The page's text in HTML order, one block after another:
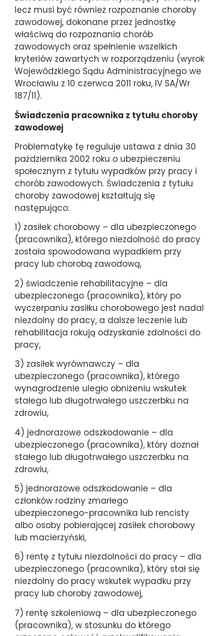
lecz musi być również rozpoznanie choroby
zawodowej, dokonane przez jednostkę
właściwą do rozpoznania chorób
zawodowych oraz spełnienie wszelkich
kryteriów zawartych w rozporządzeniu (wyrok
Wojewódzkiego Sądu Administracyjnego we
Wrocławiu z 10 czerwca 2011 roku, IV SA/Wr
187/11).
Świadczenia pracownika z tytułu choroby
zawodowej
Problematykę tę reguluje ustawa z dnia 30
października 2002 roku o ubezpieczeniu
społecznym z tytułu wypadków przy pracy i
chorób zawodowych. Świadczenia z tytułu
choroby zawodowej kształtują się
następująco:
1) zasiłek chorobowy – dla ubezpieczonego
(pracownika), którego niezdolność do pracy
została spowodowana wypadkiem przy
pracy lub chorobą zawodową,
2) świadczenie rehabilitacyjne – dla
ubezpieczonego (pracownika), który po
wyczerpaniu zasiłku chorobowego jest nadal
niezdolny do pracy, a dalsze leczenie lub
rehabilitacja rokują odzyskanie zdolności do
pracy,
3) zasiłek wyrównawczy – dla
ubezpieczonego (pracownika), którego
wynagrodzenie uległo obniżeniu wskutek
stałego lub długotrwałego uszczerbku na
zdrowiu,
4) jednorazowe odszkodowanie – dla
ubezpieczonego (pracownika), który doznał
stałego lub długotrwałego uszczerbku na
zdrowiu,
5) jednorazowe odszkodowanie – dla
członków rodziny zmarłego
ubezpieczonego-pracownika lub rencisty
albo osoby pobierającej zasiłek chorobowy
lub macierzyński,
6) rentę z tytułu niezdolności do pracy – dla
ubezpieczonego (pracownika), który stał się
niezdolny do pracy wskutek wypadku przy
pracy lub choroby zawodowej,
7) rentę szkoleniową – dla ubezpieczonego
(pracownika), w stosunku do którego